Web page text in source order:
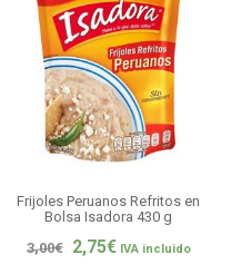
Frijoles Peruanos Refritos en
Bolsa Isadora 430 g
3,00€ 2,75€ IVA incluido